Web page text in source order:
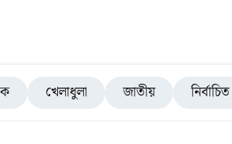
খেলাধুলা জাতীয় নির্বাচিত